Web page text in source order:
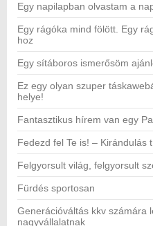
Egy napilapban olvastam a
Egy rágóka mind fölött. Egy
hoz
Egy sítáboros ismerősöm
Ez egy olyan szuper
helye!
Fantasztikus hírem van egy
Fedezd fel Te is! – Kirándulás
Felgyorsult világ, felgyorsult
Fürdés sportosan
Generációváltás kkv számára
nagyvállalatnak